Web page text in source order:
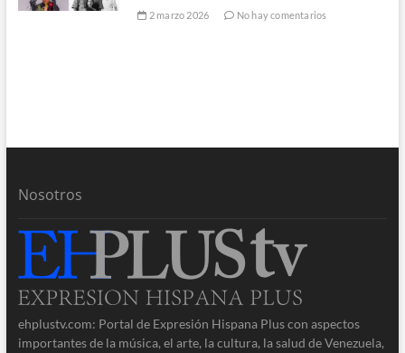
2 marzo 2026 No hay comentarios
Nosotros
ehplustv.com: Portal de Expresión Hispana Plus con aspectos
importantes de la música, el arte, la cultura, la salud de Venezuela,